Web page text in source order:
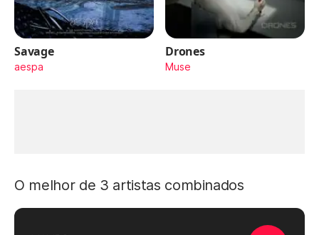
Savage
aespa
Drones
Muse
O melhor de 3 artistas combinados